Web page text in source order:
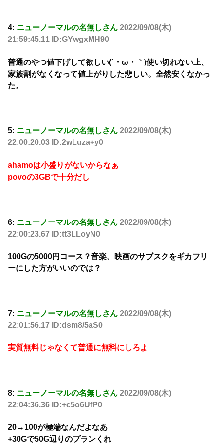
4: ニューノーマルの名無しさん 2022/09/08(木)
21:59:45.11 ID:GYwgxMH90
普通のやつ値下げして欲しい(´・ω・｀)使い切れない上、
家族割がなくなって値上がりした悲しい。全然安くなかっ
た。
5: ニューノーマルの名無しさん 2022/09/08(木)
22:00:20.03 ID:2wLuza+y0
ahamoは小盛りがないからなぁ
povoの3GBで十分だし
6: ニューノーマルの名無しさん 2022/09/08(木)
22:00:23.67 ID:tt3LLoyN0
100Gの5000円コース？音楽、映画のサブスクをギカフリ
ーにした方がいいのでは？
7: ニューノーマルの名無しさん 2022/09/08(木)
22:01:56.17 ID:dsm8/5aS0
実質無料じゃなくて普通に無料にしろよ
8: ニューノーマルの名無しさん 2022/09/08(木)
22:04:36.36 ID:+c5o6UfP0
20→100が極端なんだよなあ
+30Gで50G辺りのプランくれ